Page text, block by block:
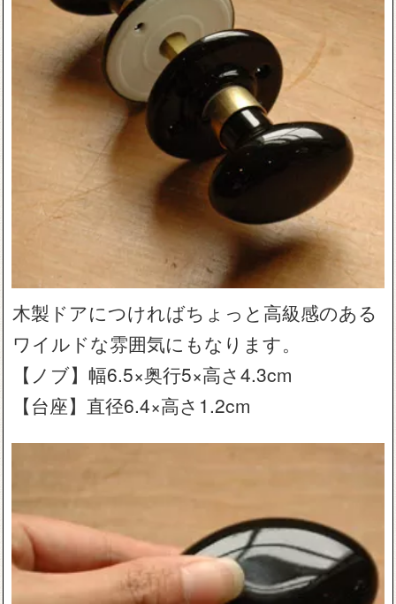
木製ドアにつければちょっと高級感のある
ワイルドな雰囲気にもなります。
【ノブ】幅6.5×奥行5×高さ4.3cm
【台座】直径6.4×高さ1.2cm